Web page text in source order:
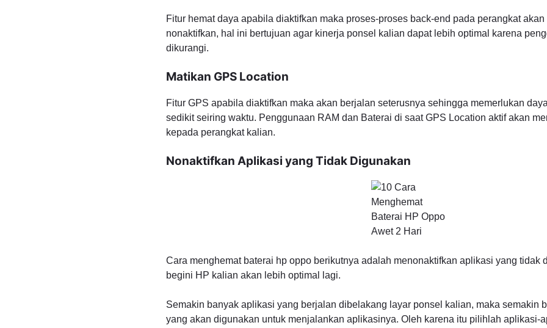
Fitur hemat daya apabila diaktifkan maka proses-proses back-end pada perangkat
nonaktifkan, hal ini bertujuan agar kinerja ponsel kalian dapat lebih optimal karena
dikurangi.
Matikan GPS Location
Fitur GPS apabila diaktifkan maka akan berjalan seterusnya sehingga memerlukan
sedikit seiring waktu. Penggunaan RAM dan Baterai di saat GPS Location aktif akan
kepada perangkat kalian.
Nonaktifkan Aplikasi yang Tidak Digunakan
Cara menghemat baterai hp oppo berikutnya adalah menonaktifkan aplikasi yang tidak
begini HP kalian akan lebih optimal lagi.
Semakin banyak aplikasi yang berjalan dibelakang layar ponsel kalian, maka semakin
yang akan digunakan untuk menjalankan aplikasinya. Oleh karena itu pilihlah aplikasi-